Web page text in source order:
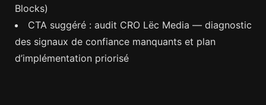
Blocks)
CTA suggéré : audit CRO Lëc Media — diagnostic
des signaux de confiance manquants et plan
d’implémentation priorisé